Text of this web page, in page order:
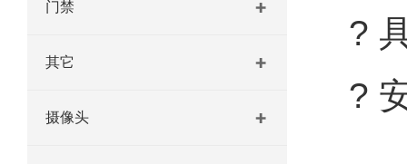
门禁
其它
摄像头
?
?